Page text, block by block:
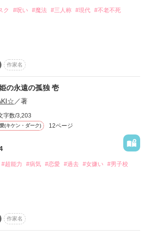
が、グロ表現あり※
き継ぎ転生ぐらいが限界だろう」
に出た。
く目立ち、少年の母親を名乗る女や結婚
に巻き込まれる。
他人事ではない。
て、カルロはようやく不老不死に近づいて
き込まれてしまう。
死となりアタナシアと一生を過ごすことが
ク #呪い #魔法 #三人称 #現代 #不老不死
カルト・ファンタジー）
。
ばかりなので、
のです。
作家名
の永遠の孤独 壱
／著
字数/3,203
(キケン・ダーク) 12ページ
#超能力 #病気 #恋愛 #過去 #女嫌い #男子校
ろいろ間違っているところがあるかも知
作家名